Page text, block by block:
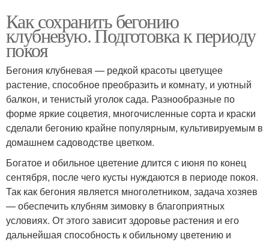
Как сохранить бегонию
клубневую. Подготовка к периоду
покоя
Бегония клубневая — редкой красоты цветущее
растение, способное преобразить и комнату, и уютный
балкон, и тенистый уголок сада. Разнообразные по
форме яркие соцветия, многочисленные сорта и краски
сделали бегонию крайне популярным, культивируемым в
домашнем садоводстве цветком.
Богатое и обильное цветение длится с июня по конец
сентября, после чего кусты нуждаются в периоде покоя.
Так как бегония является многолетником, задача хозяев
— обеспечить клубням зимовку в благоприятных
условиях. От этого зависит здоровье растения и его
дальнейшая способность к обильному цветению и